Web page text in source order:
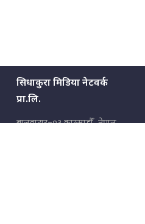
सिधाकुरा मिडिया नेटवर्क
प्रा.लि.
बालुवाटार–०३ काठमाडौँ, नेपाल